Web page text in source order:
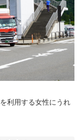
利用する女性にうれ